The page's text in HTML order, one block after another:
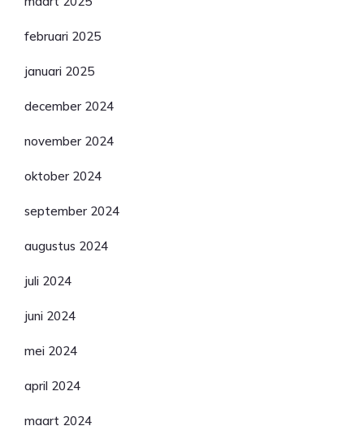
februari 2025
januari 2025
december 2024
november 2024
oktober 2024
september 2024
augustus 2024
juli 2024
juni 2024
mei 2024
april 2024
maart 2024